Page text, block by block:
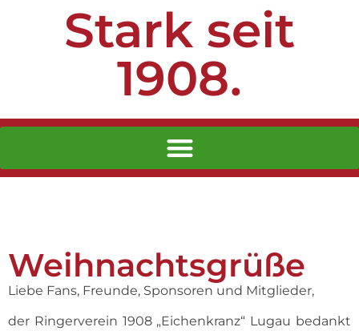
Stark seit
1908.
Weihnachtsgrüße
Liebe Fans, Freunde, Sponsoren und Mitglieder,
der Ringerverein 1908 „Eichenkranz“ Lugau bedankt